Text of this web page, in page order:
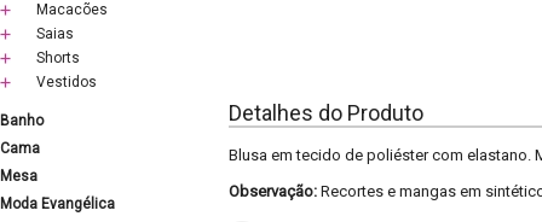
Macacões
Saias
Shorts
Vestidos
Banho
Cama
Mesa
Moda Evangélica
Detalhes do Produto
Blusa em tecido de poliéster com
Observação: Recortes e mangas em